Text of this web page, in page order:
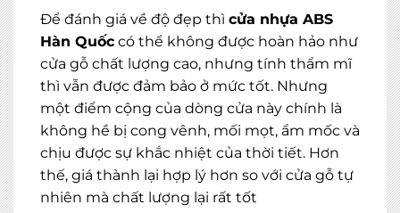
Để đánh giá về độ đẹp thì cửa nhựa ABS
Hàn Quốc có thể không được hoàn hảo như
cửa gỗ chất lượng cao, nhưng tính thẩm mĩ
thì vẫn được đảm bảo ở mức tốt. Nhưng
một điểm cộng của dòng cửa này chính là
không hề bị cong vênh, mối mọt, ẩm mốc và
chịu được sự khắc nhiệt của thời tiết. Hơn
thế, giá thành lại hợp lý hơn so với cửa gỗ tự
nhiên mà chất lượng lại rất tốt